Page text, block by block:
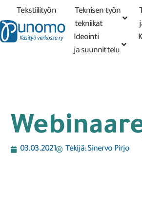
Tekstiilityön
tekniikat
Teknisen työn
tekniikat
Ideointi
ja suunnittelu
03.03.2021 Tekijä:Sinervo Pirjo